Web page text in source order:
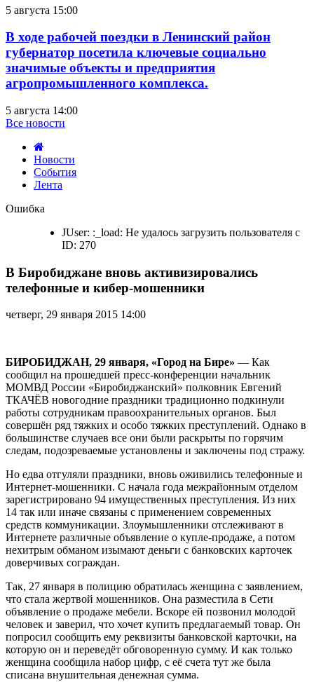
5 августа 15:00
В ходе рабочей поездки в Ленинский район
губернатор посетила ключевые социально
значимые объекты и предприятия
агропромышленного комплекса.
5 августа 14:00
Все новости
Новости
События
Лента
Биробиджане
активизировались
телефонные
кибер-
мошенники
Ошибка
JUser: :_load: Не удалось загрузить пользователя с
ID: 270
В Биробиджане вновь активизировались
телефонные и кибер-мошенники
четверг, 29 января 2015 14:00
БИРОБИДЖАН, 29 января, «Город на Бире» — Как
сообщил на прошедшей пресс-конференции начальник
МОМВД России «Биробиджанский» полковник Евгений
ТКАЧЁВ новогодние праздники традиционно подкинули
работы сотрудникам правоохранительных органов. Был
совершён ряд тяжких и особо тяжких преступлений. Однако в
большинстве случаев все они были раскрыты по горячим
следам, подозреваемые установлены и заключены под стражу.
Но едва отгуляли праздники, вновь оживились телефонные и
Интернет-мошенники. С начала года межрайонным отделом
зарегистрировано 94 имущественных преступления. Из них
14 так или иначе связаны с применением современных
средств коммуникации. Злоумышленники отслеживают в
Интернете различные объявление о купле-продаже, а потом
нехитрым обманом изымают деньги с банковских карточек
доверчивых сограждан.
Так, 27 января в полицию обратилась женщина с заявлением,
что стала жертвой мошенников. Она разместила в Сети
объявление о продаже мебели. Вскоре ей позвонил молодой
человек и заверил, что хочет купить предлагаемый товар. Он
попросил сообщить ему реквизиты банковской карточки, на
которую он и переведёт обговоренную сумму. И как только
женщина сообщила набор цифр, с её счета тут же была
списана внушительная денежная сумма.